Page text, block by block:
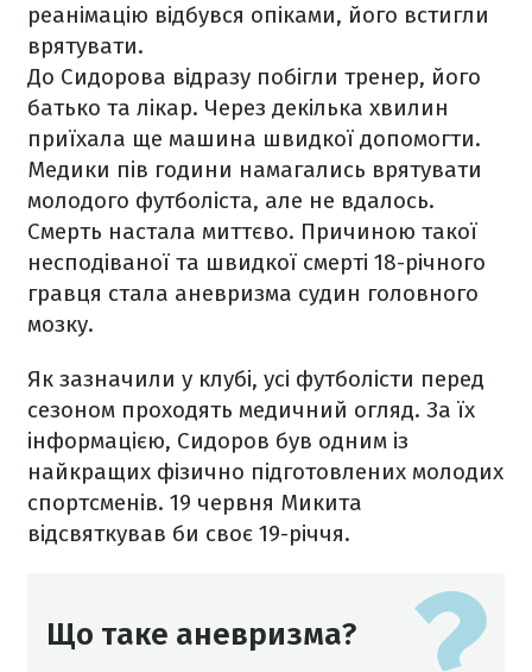
реанімацію відбувся опіками, його встигли
врятувати.
До Сидорова відразу побігли тренер, його
батько та лікар. Через декілька хвилин
приїхала ще машина швидкої допомогти.
Медики пів години намагались врятувати
молодого футболіста, але не вдалось.
Смерть настала миттєво. Причиною такої
несподіваної та швидкої смерті 18-річного
гравця стала аневризма судин головного
мозку.
Як зазначили у клубі, усі футболісти перед
сезоном проходять медичний огляд. За їх
інформацією, Сидоров був одним із
найкращих фізично підготовлених молодих
спортсменів. 19 червня Микита
відсвяткував би своє 19-річчя.
Що таке аневризма?